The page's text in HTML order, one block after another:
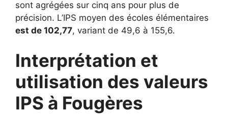
sont agrégées sur cinq ans pour plus de
précision. L’IPS moyen des écoles élémentaires
est de 102,77, variant de 49,6 à 155,6.
Interprétation et
utilisation des valeurs
IPS à Fougères